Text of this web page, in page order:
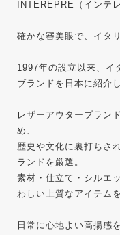
INTEREPRE（インテ
確かな審美眼で、イタ
1997年の設立以来、イ
ブランドを日本に紹介
レザーアウターブラン
め、
歴史や文化に裏打ちさ
ランドを厳選。
素材・仕立て・シルエ
わしい上質なアイテム
日常に心地よい高揚感